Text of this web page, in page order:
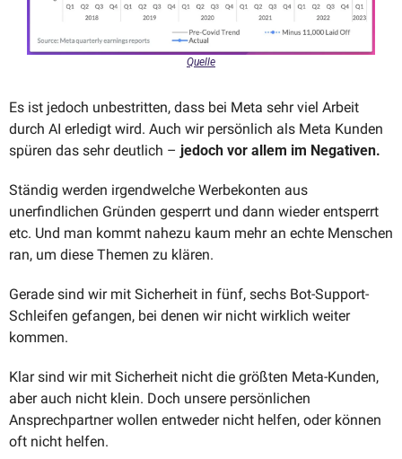
Quelle
Es ist jedoch unbestritten, dass bei Meta sehr viel Arbeit
durch AI erledigt wird. Auch wir persönlich als Meta Kunden
spüren das sehr deutlich – jedoch vor allem im Negativen.
Ständig werden irgendwelche Werbekonten aus
unerfindlichen Gründen gesperrt und dann wieder entsperrt
etc. Und man kommt nahezu kaum mehr an echte Menschen
ran, um diese Themen zu klären.
Gerade sind wir mit Sicherheit in fünf, sechs Bot-Support-
Schleifen gefangen, bei denen wir nicht wirklich weiter
kommen.
Klar sind wir mit Sicherheit nicht die größten Meta-Kunden,
aber auch nicht klein. Doch unsere persönlichen
Ansprechpartner wollen entweder nicht helfen, oder können
oft nicht helfen.